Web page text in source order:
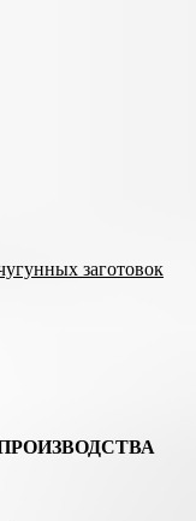
заготовок